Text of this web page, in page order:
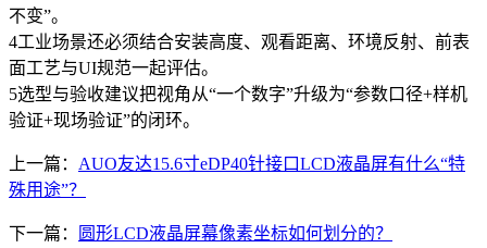
不变”。
4工业场景还必须结合安装高度、观看距离、环境反射、前表
面工艺与UI规范一起评估。
5选型与验收建议把视角从“一个数字”升级为“参数口径+样机
验证+现场验证”的闭环。
上一篇： AUO友达15.6寸eDP40针接口LCD液晶屏有什么“特
殊用途”？
下一篇： 圆形LCD液晶屏幕像素坐标如何划分的？